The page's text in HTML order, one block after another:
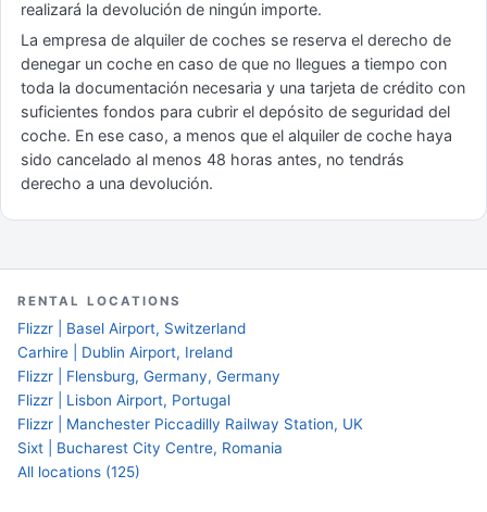
realizará la devolución de ningún importe.
La empresa de alquiler de coches se reserva el derecho de
denegar un coche en caso de que no llegues a tiempo con
toda la documentación necesaria y una tarjeta de crédito con
suficientes fondos para cubrir el depósito de seguridad del
coche. En ese caso, a menos que el alquiler de coche haya
sido cancelado al menos 48 horas antes, no tendrás
derecho a una devolución.
RENTAL LOCATIONS
Flizzr | Basel Airport, Switzerland
Carhire | Dublin Airport, Ireland
Flizzr | Flensburg, Germany, Germany
Flizzr | Lisbon Airport, Portugal
Flizzr | Manchester Piccadilly Railway Station, UK
Sixt | Bucharest City Centre, Romania
All locations (125)